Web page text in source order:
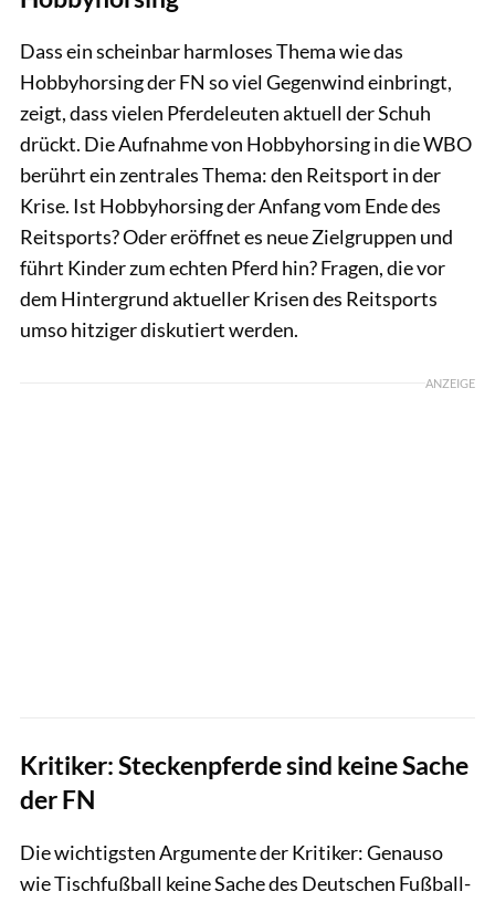
Dass ein scheinbar harmloses Thema wie das
Hobbyhorsing der FN so viel Gegenwind einbringt,
zeigt, dass vielen Pferdeleuten aktuell der Schuh
drückt. Die Aufnahme von Hobbyhorsing in die WBO
berührt ein zentrales Thema: den Reitsport in der
Krise. Ist Hobbyhorsing der Anfang vom Ende des
Reitsports? Oder eröffnet es neue Zielgruppen und
führt Kinder zum echten Pferd hin? Fragen, die vor
dem Hintergrund aktueller Krisen des Reitsports
umso hitziger diskutiert werden.
ANZEIGE
Kritiker: Steckenpferde sind keine Sache
der FN
Die wichtigsten Argumente der Kritiker: Genauso
wie Tischfußball keine Sache des Deutschen Fußball-